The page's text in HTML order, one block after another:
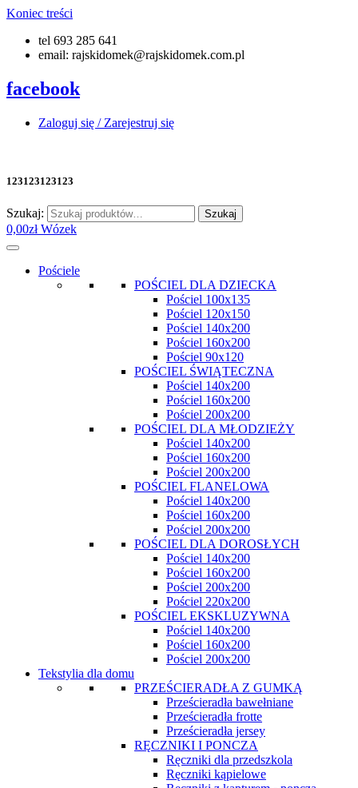
Koniec treści
tel 693 285 641
email: rajskidomek@rajskidomek.com.pl
facebook
Zaloguj się / Zarejestruj się
123123123123
Szukaj: Szukaj
0,00zł Wózek
Pościele
POŚCIEL DLA DZIECKA
Pościel 100x135
Pościel 120x150
Pościel 140x200
Pościel 160x200
Pościel 90x120
POŚCIEL ŚWIĄTECZNA
Pościel 140x200
Pościel 160x200
Pościel 200x200
POŚCIEL DLA MŁODZIEŻY
Pościel 140x200
Pościel 160x200
Pościel 200x200
POŚCIEL FLANELOWA
Pościel 140x200
Pościel 160x200
Pościel 200x200
POŚCIEL DLA DOROSŁYCH
Pościel 140x200
Pościel 160x200
Pościel 200x200
Pościel 220x200
POŚCIEL EKSKLUZYWNA
Pościel 140x200
Pościel 160x200
Pościel 200x200
Tekstylia dla domu
PRZEŚCIERADŁA Z GUMKĄ
Prześcieradła bawełniane
Prześcieradła frotte
Prześcieradła jersey
RĘCZNIKI I PONCZA
Ręczniki dla przedszkola
Ręczniki kąpielowe